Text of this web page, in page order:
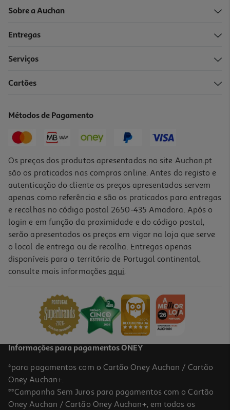
Sobre a Auchan
Entregas
Serviços
Cartões
Métodos de Pagamento
Os preços dos produtos apresentados no site Auchan.pt
são os praticados nas compras online. Antes do registo e
autenticação do cliente os preços apresentados servem
apenas como referência e são os praticados para entregas
e recolhas no código postal 2650-435 Amadora. Após o
login e em função da proximidade e do código postal,
serão apresentados os preços em vigor na loja que serve
o local de entrega ou de recolha. Entregas apenas
disponíveis para o território de Portugal continental,
consulte mais informações aqui.
Informações para pagamentos ONEY
*para pagamentos com o Cartão Oney Auchan / Cartão
Oney Auchan+.
**Campanha Sem Juros para pagamentos com o Cartão
Oney Auchan / Cartão Oney Auchan+, em todos os